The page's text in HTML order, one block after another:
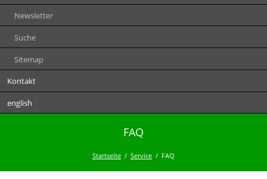
Newsletter
Suche
Sitemap
Kontakt
english
FAQ
Startseite Service FAQ